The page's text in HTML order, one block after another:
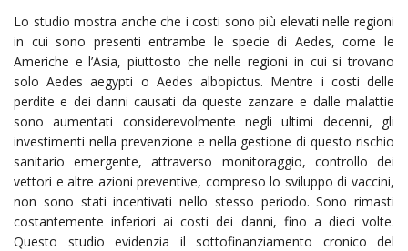
Lo studio mostra anche che i costi sono più elevati nelle regioni
in cui sono presenti entrambe le specie di Aedes, come le
Americhe e l’Asia, piuttosto che nelle regioni in cui si trovano
solo Aedes aegypti o Aedes albopictus. Mentre i costi delle
perdite e dei danni causati da queste zanzare e dalle malattie
sono aumentati considerevolmente negli ultimi decenni, gli
investimenti nella prevenzione e nella gestione di questo rischio
sanitario emergente, attraverso monitoraggio, controllo dei
vettori e altre azioni preventive, compreso lo sviluppo di vaccini,
non sono stati incentivati nello stesso periodo. Sono rimasti
costantemente inferiori ai costi dei danni, fino a dieci volte.
Questo studio evidenzia il sottofinanziamento cronico del